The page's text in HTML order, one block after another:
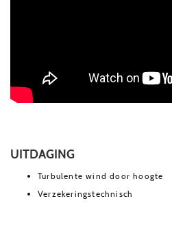
UITDAGING
Turbulente wind door hoogte
Verzekeringstechnisch